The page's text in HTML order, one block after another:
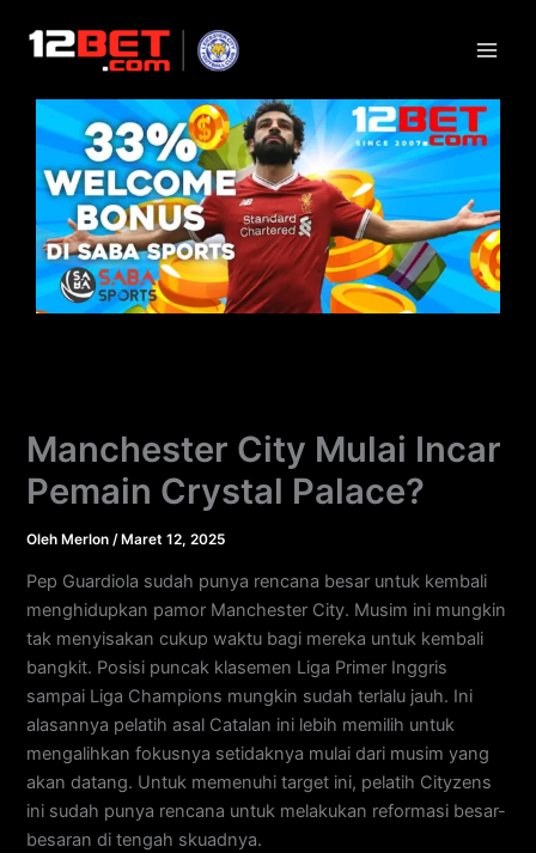
Manchester City Mulai Incar
Pemain Crystal Palace?
OlehMerlon /Maret 12, 2025
Pep Guardiola sudah punya rencana besar untuk kembali
menghidupkan pamor Manchester City. Musim ini mungkin
tak menyisakan cukup waktu bagi mereka untuk kembali
bangkit. Posisi puncak klasemen Liga Primer Inggris
sampai Liga Champions mungkin sudah terlalu jauh. Ini
alasannya pelatih asal Catalan ini lebih memilih untuk
mengalihkan fokusnya setidaknya mulai dari musim yang
akan datang. Untuk memenuhi target ini, pelatih Cityzens
ini sudah punya rencana untuk melakukan reformasi besar-
besaran di tengah skuadnya.